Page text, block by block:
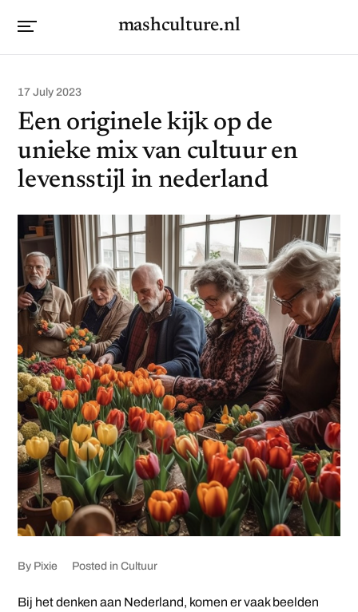
mashculture.nl
17 July 2023
Een originele kijk op de
unieke mix van cultuur en
levensstijl in nederland
By Pixie Posted in Cultuur
Bij het denken aan Nederland, komen er vaak beelden